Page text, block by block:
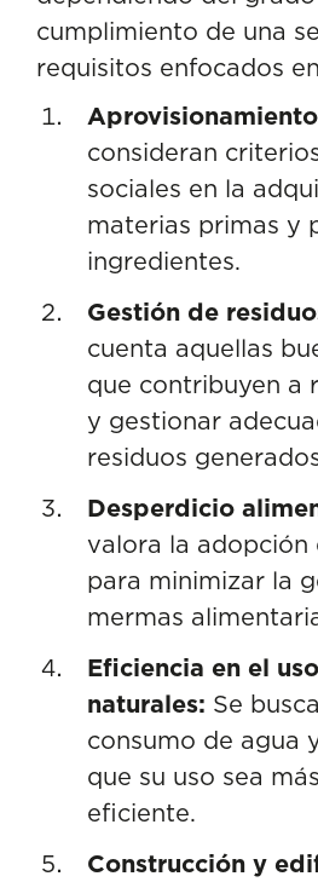
cumplimiento de una
requisitos enfocados
consideran
sociales en la
materias primas y
ingredientes.
Gestión de
cuenta aquellas
que contribuyen a
y gestionar
residuos
Desperdicio
valora la adopción
para minimizar la
mermas
Eficiencia en el
naturales: Se
consumo de agua
que su uso sea
eficiente.
Construcción y